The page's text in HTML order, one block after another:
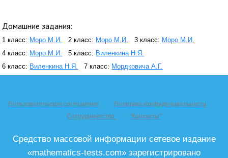
Домашние задания:
1 класс: Моро М.И. 2 класс: Моро М.И. 3 класс: Моро М.И.
4 класс: Моро М.И. 5 класс: Виленкина Н.Я.
6 класс: Виленкина Н.Я. 7 класс: Мордковича А.Г.
Пользовательское соглашение
Политика конфиденциальности
Сотрудничество
"Контакты"
Средство массовой информации сетевое издание
«mathematics-tests.com» зарегистрировано